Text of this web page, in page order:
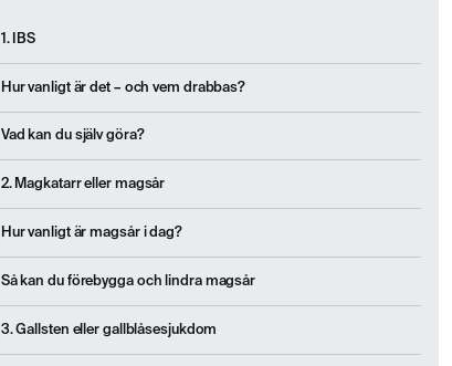
1. IBS
Hur vanligt är det – och vem drabbas?
Vad kan du själv göra?
2. Magkatarr eller magsår
Hur vanligt är magsår i dag?
Så kan du förebygga och lindra magsår
3. Gallsten eller gallblåsesjukdom